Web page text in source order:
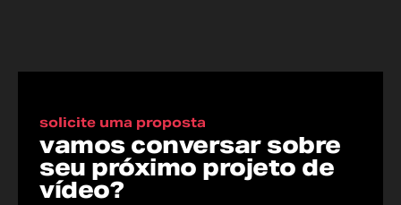
solicite uma proposta
vamos conversar sobre
seu próximo projeto de
vídeo?